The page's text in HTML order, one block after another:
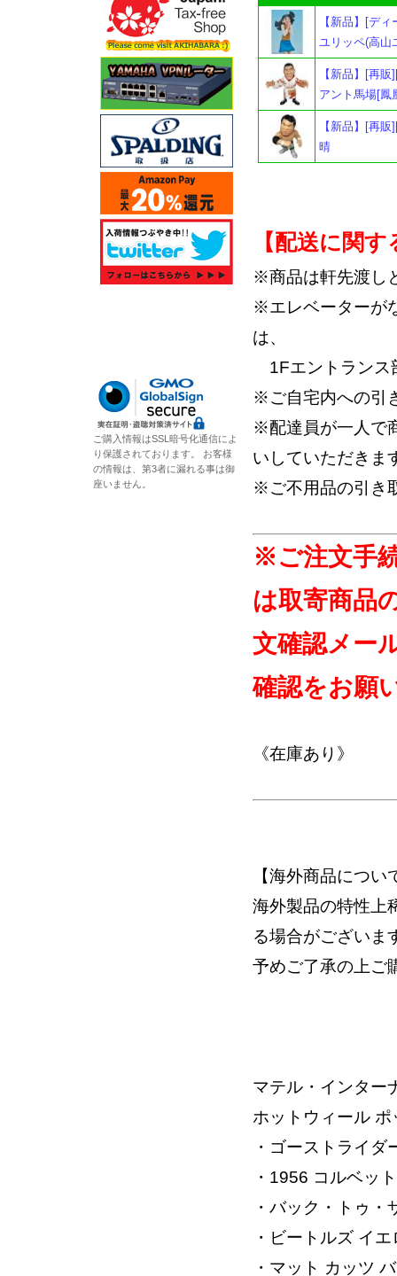
【新品】[デ
ユリッペ(高山
【新品】[再
アント馬場[鳳
【新品】[再
晴
【配送に関
※商品は軒先渡し
※エレベーターが
は、
1Fエントランス
※ご自宅内への引
※配達員が一人で
いしていただきま
※ご不用品の引き
※ご注文手
は取寄商品
文確認メー
確認をお願
《在庫あり》
【海外商品につ
海外製品の特性上
る場合がございま
予めご了承の上ご
マテル・インター
ホットウィール
・ゴーストライ
・1956 コルベッ
・バック・トゥ
・ビートルズ イ
・マット カッツ
ご購入情報はSSL暗号化通信によ
り保護されております。 お客様
の情報は、第3者に漏れる事は御
座いません。